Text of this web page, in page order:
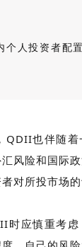
个人投资者配
也伴随着
风险和国际政
对所投市场的
时应慎重考虑